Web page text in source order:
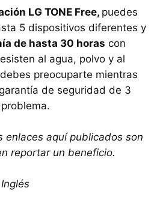
LG TONE Free, puedes
5 dispositivos diferentes y
de hasta 30 horas con
al agua, polvo y al
preocuparte mientras
de seguridad de 3
enlaces aquí publicados son
reportar un beneficio.